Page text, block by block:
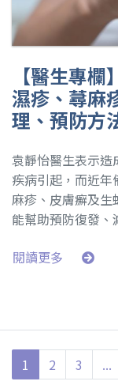
【醫生專
濕疹、蕁麻
理、預防方
袁靜怡醫生表示造
疾病引起，而近
麻疹、皮膚癬及生
能幫助預防復發、
閱讀更多
1 2 3 ...